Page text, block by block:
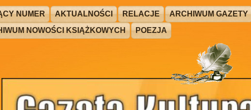
NUMER AKTUALNOŚCI RELACJE ARCHIWUM GAZETY
NOWOŚCI KSIĄŻKOWYCH
POEZJA